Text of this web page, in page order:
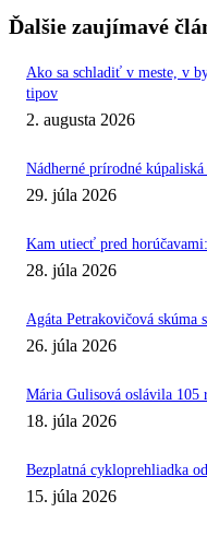
Ďalšie zaujímavé
Ako sa schladiť v meste, v
tipov
2. augusta 2026
Nádherné prírodné
29. júla 2026
Kam utiecť pred
28. júla 2026
Agáta Petrakovičová skúma
26. júla 2026
Mária Gulisová oslávila
18. júla 2026
Bezplatná cykloprehliadka
15. júla 2026